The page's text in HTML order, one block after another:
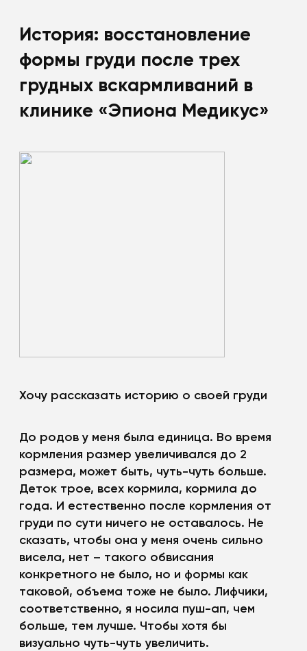
История: восстановление
формы груди после трех
грудных вскармливаний в
клинике «Эпиона Медикус»
Хочу рассказать историю о своей груди
До родов у меня была единица. Во время
кормления размер увеличивался до 2
размера, может быть, чуть-чуть больше.
Деток трое, всех кормила, кормила до
года. И естественно после кормления от
груди по сути ничего не оставалось. Не
сказать, чтобы она у меня очень сильно
висела, нет – такого обвисания
конкретного не было, но и формы как
таковой, объема тоже не было. Лифчики,
соответственно, я носила пуш-ап, чем
больше, тем лучше. Чтобы хотя бы
визуально чуть-чуть увеличить.